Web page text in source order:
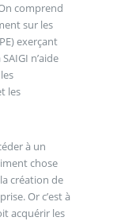
comprend
sur les
exerçant
n’aide
les
à un
chose
création de
Or c’est à
acquérir les